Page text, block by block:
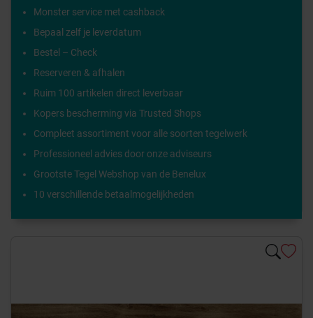
Monster service met cashback
Bepaal zelf je leverdatum
Bestel – Check
Reserveren & afhalen
Ruim 100 artikelen direct leverbaar
Kopers bescherming via Trusted Shops
Compleet assortiment voor alle soorten tegelwerk
Professioneel advies door onze adviseurs
Grootste Tegel Webshop van de Benelux
10 verschillende betaalmogelijkheden